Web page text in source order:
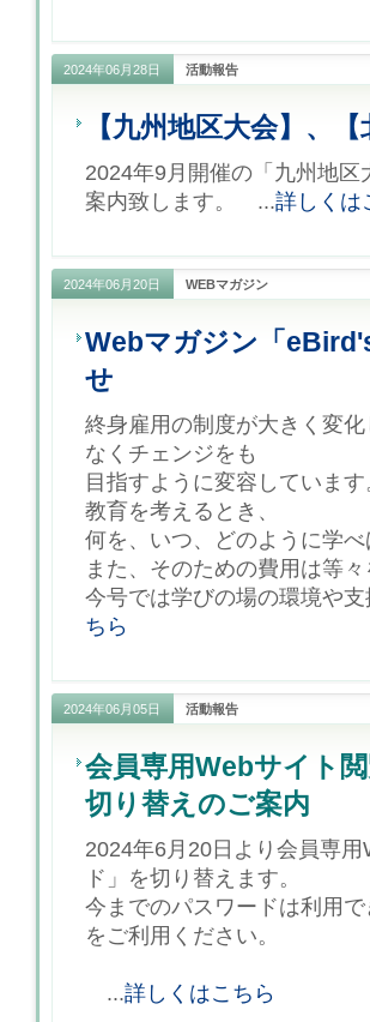
2024年06月28日 活動報告
【九州地区大会】、
2024年9月開催の「九州地
案内致します。 ...詳しくは
2024年06月20日 WEBマガジン
Webマガジン「
せ
終身雇用の制度が大きく変
なくチェンジをも
目指すように変容していま
教育を考えるとき、
何を、いつ、どのように学
また、そのための費用は等
今号では学びの場の環境や
ちら
2024年06月05日 活動報告
会員専用Webサイト
切り替えのご案内
2024年6月20日より会員専
ド」を切り替えます。
今までのパスワードは利用
をご利用ください。
...詳しくはこちら